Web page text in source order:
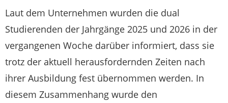
Laut dem Unternehmen wurden die dual
Studierenden der Jahrgänge 2025 und 2026 in der
vergangenen Woche darüber informiert, dass sie
trotz der aktuell herausfordernden Zeiten nach
ihrer Ausbildung fest übernommen werden. In
diesem Zusammenhang wurde den